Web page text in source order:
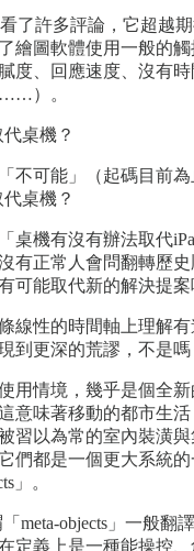
了許多評論，它超越
繪圖軟體使用一般的
度、回應速度、沒有
）。
桌機？
不可能」（起碼目前
桌機？
桌機有沒有辦法取代
有正常人會問翻轉歷
可能取代新的解決提案
線性的時間軸上理解
到更深的荒謬，不是嗎
用情境，幾乎是個全新
意味著移動的都市生活
習以為常的室內裝潢
們都是一個更大系統的
」。
meta-objects」一般翻
定義上是一種能操控